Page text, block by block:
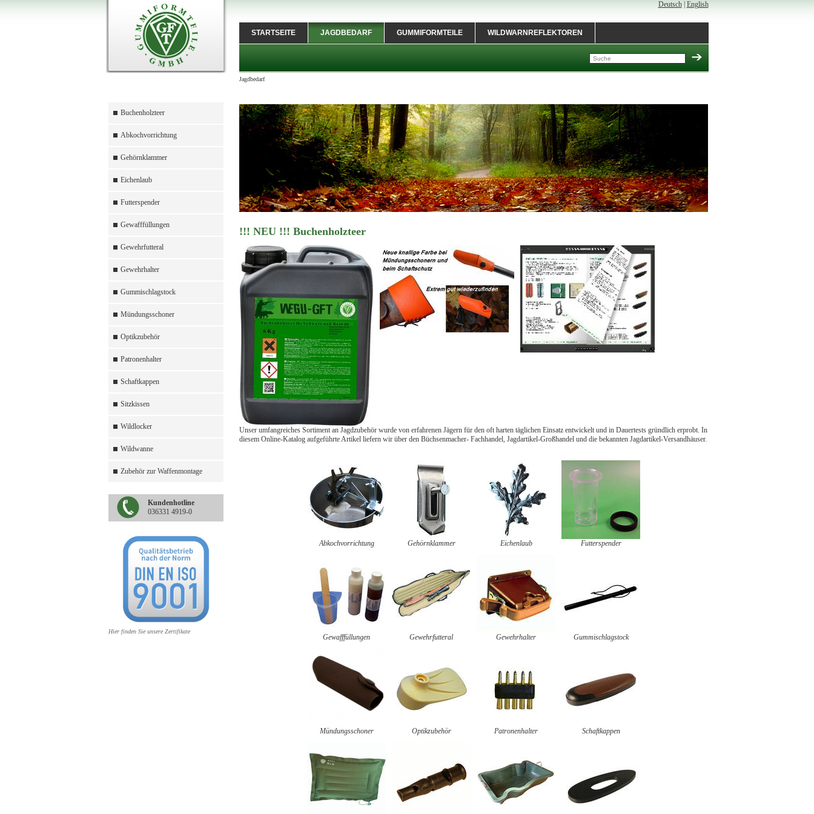
Buchenholzteer
Abkochvorrichtung
Gehörnklammer
Eichenlaub
Futterspender
Gewafffüllungen
Gewehrfutteral
Gewehrhalter
Gummischlagstock
Mündungsschoner
Optikzubehör
Patronenhalter
Schaftkappen
Sitzkissen
Wildlocker
Wildwanne
Zubehör zur Waffenmontage
Kundenhotline
036331 4919-0
Hier finden Sie unsere Zertifikate
Deutsch| English
STARTSEITE JAGDBEDARF GUMMIFORMTEILE WILDWARNREFLEKTOREN
Jagdbedarf
!!! NEU !!! Buchenholzteer
Unser umfangreiches Sortiment an Jagdzubehör wurde von erfahrenen Jägern für den oft harten täglichen Einsatz entwickelt und in Dauertests gründlich erprobt. In
diesem Online-Katalog aufgeführte Artikel liefern wir über den Büchsenmacher- Fachhandel, Jagdartikel-Großhandel und die bekannten Jagdartikel-Versandhäuser.
Abkochvorrichtung Gehörnklammer Eichenlaub Futterspender
Gewafffüllungen Gewehrfutteral Gewehrhalter Gummischlagstock
Mündungsschoner Optikzubehör Patronenhalter Schaftkappen